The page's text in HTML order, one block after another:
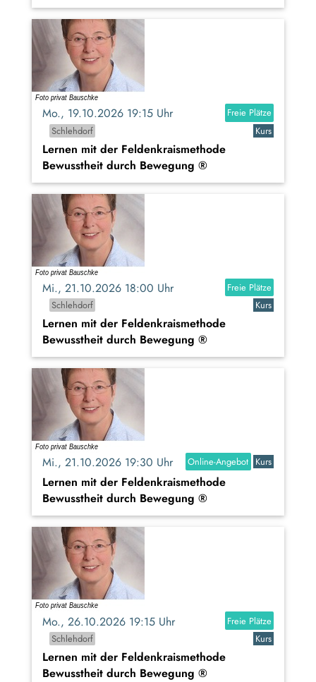
Mo., 19.10.2026 19:15 Uhr
Freie Plätze
Schlehdorf
Kurs
Lernen mit der Feldenkraismethode
Bewusstheit durch Bewegung ®
Mi., 21.10.2026 18:00 Uhr
Freie Plätze
Schlehdorf
Kurs
Lernen mit der Feldenkraismethode
Bewusstheit durch Bewegung ®
Mi., 21.10.2026 19:30 Uhr Online-Angebot Kurs
Lernen mit der Feldenkraismethode
Bewusstheit durch Bewegung ®
Mo., 26.10.2026 19:15 Uhr
Freie Plätze
Schlehdorf
Kurs
Lernen mit der Feldenkraismethode
Bewusstheit durch Bewegung ®